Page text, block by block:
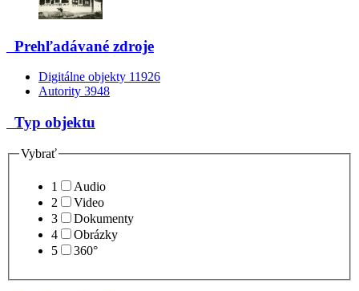
Prehľadávané zdroje
Digitálne objekty 11926
Autority 3948
Typ objektu
Vybrať
1
Audio
2
Video
3
Dokumenty
4
Obrázky
5
360°